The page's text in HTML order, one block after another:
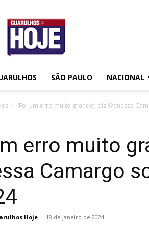
Guarulhos
Hoje
SÃO PAULO NACIONAL
‘Foi um erro muito grande’, diz Wanessa
erro muito
Camargo
Hoje - 18 de janeiro de 2024